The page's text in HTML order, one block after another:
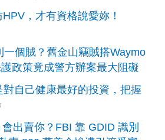
，才有資格說愛妳！
一個賊？舊金山竊賊搭Waymo
政策竟成警方辦案最大阻礙
自己健康最好的投資，把握
出賣你？FBI 靠 GDID 識別